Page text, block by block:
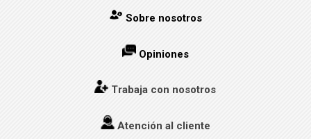
Sobre nosotros
Opiniones
Trabaja con nosotros
Atención al cliente